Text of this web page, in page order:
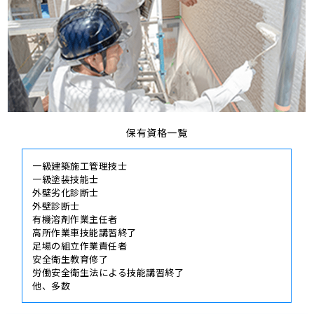
保有資格一覧
一級建築施工管理技士
一級塗装技能士
外壁劣化診断士
外壁診断士
有機溶剤作業主任者
高所作業車技能講習終了
足場の組立作業責任者
安全衛生教育修了
労働安全衛生法による技能講習終了
他、多数